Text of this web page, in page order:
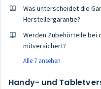
Was unterscheidet die
Herstellergarantie?
Werden Zubehörteile bei
mitversichert?
Alle 7 ansehen
Handy- und